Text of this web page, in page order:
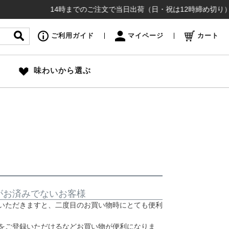
14時までのご注文で当日出荷（日・祝は12時締め切り）
ご利用ガイド マイページ カート
味わいから選ぶ
済みでないお客様
ただきますと、二度目のお買い物時にとても便利
ご登録いただけるなどお買い物が便利になりま